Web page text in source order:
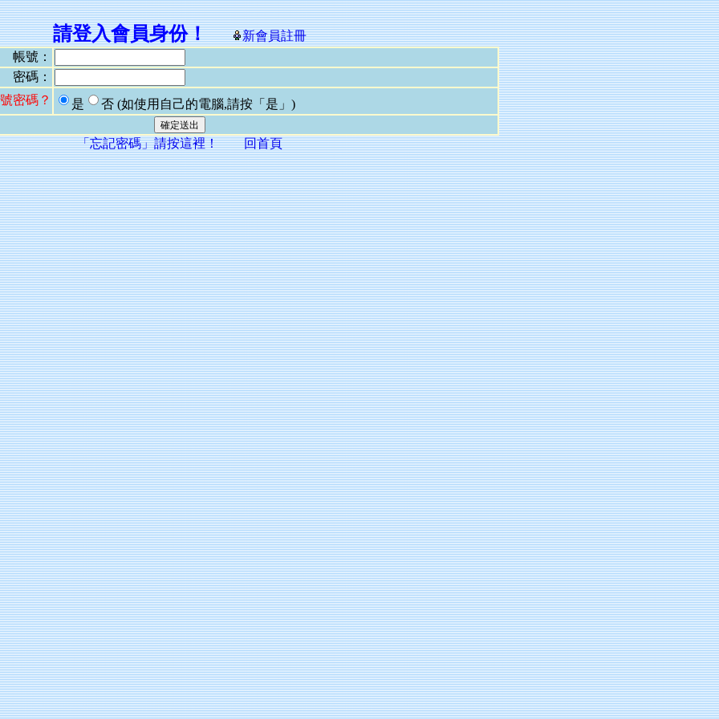
請登入會員身份！
新會員註冊
帳號：
密碼：
密碼？
是 否 (如使用自己的電腦,請按「是」)
「忘記密碼」請按這裡！ 回首頁